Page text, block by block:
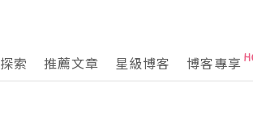
探索 推薦文章 星級博客 博客專享